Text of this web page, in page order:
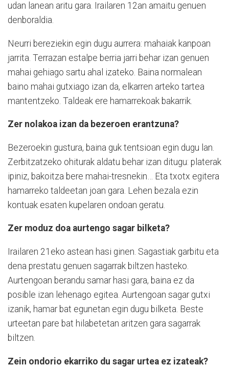
udan lanean aritu gara. Irailaren 12an amaitu genuen
denboraldia.
Neurri bereziekin egin dugu aurrera: mahaiak kanpoan
jarrita. Terrazan estalpe berria jarri behar izan genuen
mahai gehiago sartu ahal izateko. Baina normalean
baino mahai gutxiago izan da, elkarren arteko tartea
mantentzeko. Taldeak ere hamarrekoak bakarrik.
Zer nolakoa izan da bezeroen erantzuna?
Bezeroekin gustura, baina guk tentsioan egin dugu lan.
Zerbitzatzeko ohiturak aldatu behar izan ditugu: platerak
ipiniz, bakoitza bere mahai-tresnekin… Eta txotx egitera
hamarreko taldeetan joan gara. Lehen bezala ezin
kontuak esaten kupelaren ondoan geratu.
Zer moduz doa aurtengo sagar bilketa?
Irailaren 21eko astean hasi ginen. Sagastiak garbitu eta
dena prestatu genuen sagarrak biltzen hasteko.
Aurtengoan berandu samar hasi gara, baina ez da
posible izan lehenago egitea. Aurtengoan sagar gutxi
izanik, hamar bat egunetan egin dugu bilketa. Beste
urteetan pare bat hilabetetan aritzen gara sagarrak
biltzen.
Zein ondorio ekarriko du sagar urtea ez izateak?